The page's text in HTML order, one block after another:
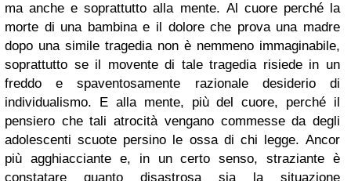
ma anche e soprattutto alla mente. Al cuore perché la
morte di una bambina e il dolore che prova una madre
dopo una simile tragedia non è nemmeno immaginabile,
soprattutto se il movente di tale tragedia risiede in un
freddo e spaventosamente razionale desiderio di
individualismo. E alla mente, più del cuore, perché il
pensiero che tali atrocità vengano commesse da degli
adolescenti scuote persino le ossa di chi legge. Ancor
più agghiacciante e, in un certo senso, straziante è
constatare quanto disastrosa sia la situazione